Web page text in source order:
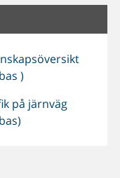
)
på järnväg